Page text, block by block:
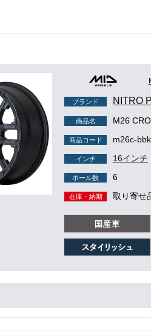
ブランド NITRO
商品名 M26
商品コード m26c-
インチ 16インチ
ホール数 6
在庫・納期 取り寄せ